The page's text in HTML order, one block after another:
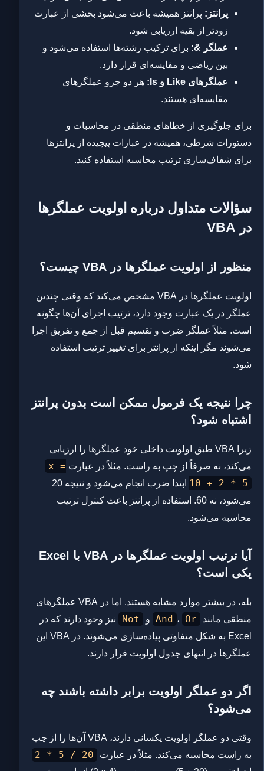
پرانتز: پرانتز همیشه باعث می‌شود بخشی از عبارت
زودتر از بقیه ارزیابی شود.
عملگر &: برای ترکیب رشته‌ها استفاده می‌شود و
بین ریاضی و مقایسه‌ای قرار دارد.
عملگرهای Like و Is:
هر دو جزو عملگرهای
مقایسه‌ای هستند.
برای جلوگیری از خطاهای منطقی در محاسبات و
دستورات شرطی، همیشه در عبارات پیچیده از پرانتزها
برای شفاف‌سازی ترتیب محاسبه استفاده کنید.
سؤالات متداول درباره اولویت عملگرها
در VBA
منظور از اولویت عملگرها در VBA چیست؟
اولویت عملگرها در VBA مشخص می‌کند که وقتی چندین
عملگر در یک عبارت وجود دارد، ترتیب اجرای آن‌ها چگونه
است. مثلاً عملگر ضرب و تقسیم قبل از جمع و تفریق اجرا
می‌شوند مگر اینکه از پرانتز برای تغییر ترتیب استفاده
شود.
چرا نتیجه یک فرمول ممکن است بدون پرانتز
اشتباه شود؟
زیرا VBA طبق اولویت داخلی خود عملگرها را ارزیابی
می‌کند، نه صرفاً از چپ به راست. مثلاً در عبارت x =
10 + 2 * 5
ابتدا ضرب انجام می‌شود و نتیجه 20
می‌شود، نه 60. استفاده از پرانتز باعث کنترل ترتیب
محاسبه می‌شود.
آیا ترتیب اولویت عملگرها در VBA با Excel
یکی است؟
بله، در بیشتر موارد مشابه هستند. اما در VBA عملگرهای
منطقی مانند
And ، Or و Not
نیز وجود دارند که در
Excel به شکل متفاوتی پیاده‌سازی می‌شوند. در VBA این
عملگرها در انتهای جدول اولویت قرار دارند.
اگر دو عملگر اولویت برابر داشته باشند چه
می‌شود؟
وقتی دو عملگر اولویت یکسانی دارند، VBA آن‌ها را از چپ
به راست محاسبه می‌کند. مثلاً در عبارت
20 / 5 * 2